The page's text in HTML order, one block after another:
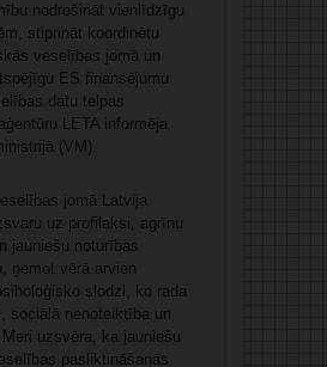
nodrošināt vienlīdzīgu
stiprināt koordinētu
veselības jomā un
ES finansējumu
datu telpas
LETA informēja
(VM).
jomā Latvija
uz profilaksi, agrīnu
jauniešu noturības
ņemot vērā arvien
slodzi, ko rada
sociālā nenoteiktība un
uzsvēra, ka jauniešu
pasliktināšanās